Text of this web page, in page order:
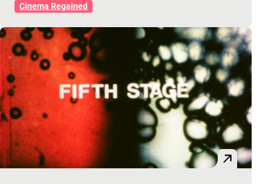
Cinema Regained